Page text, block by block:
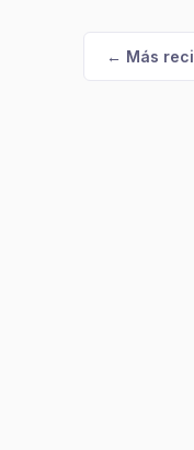
← Más